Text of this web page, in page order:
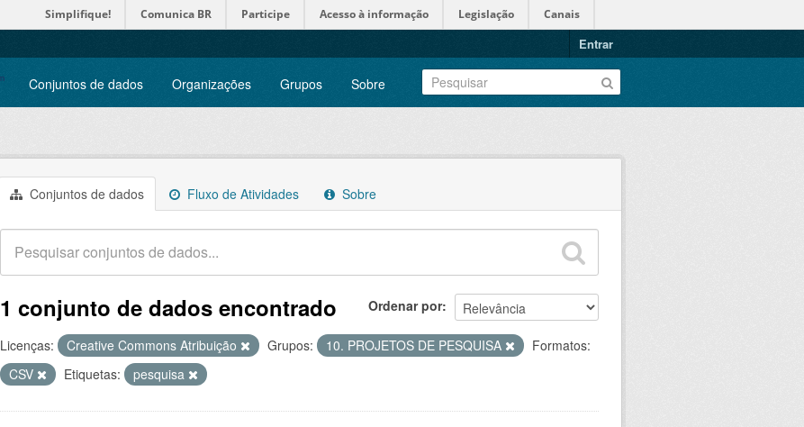
Simplifique! Comunica BR Participe Acesso à informação Legislação Canais
Entrar
Conjuntos de dados Organizações Grupos Sobre
Conjuntos de dados Fluxo de Atividades Sobre
Ordenar por
1 conjunto de dados encontrado
Licenças: Creative Commons Atribuição Grupos: 10. PROJETOS DE PESQUISA
Formatos:
CSV
Etiquetas: pesquisa